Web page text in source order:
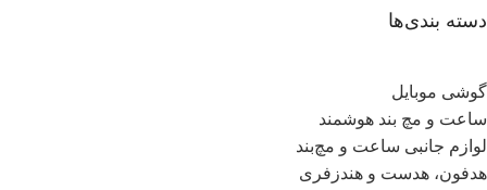
دسته بندی‌ها
گوشی موبایل
ساعت و مچ بند هوشمند
لوازم جانبی ساعت و مچ‌بند
هدفون، هدست و هندزفری